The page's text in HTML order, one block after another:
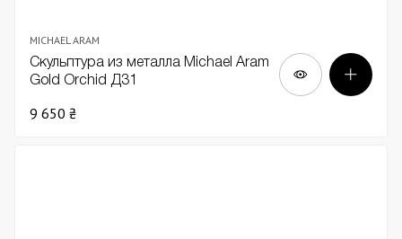
MICHAEL ARAM
Скульптура из металла Michael Aram
Gold Orchid Д31
9 650 ₴